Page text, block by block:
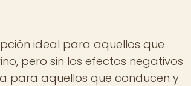
ideal para aquellos que
pero sin los efectos negativos
para aquellos que conducen y